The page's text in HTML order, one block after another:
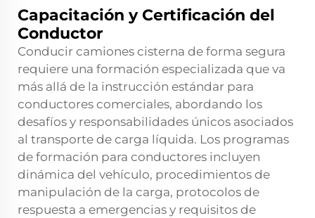
Capacitación y Certificación del
Conductor
Conducir camiones cisterna de forma segura
requiere una formación especializada que va
más allá de la instrucción estándar para
conductores comerciales, abordando los
desafíos y responsabilidades únicos asociados
al transporte de carga líquida. Los programas
de formación para conductores incluyen
dinámica del vehículo, procedimientos de
manipulación de la carga, protocolos de
respuesta a emergencias y requisitos de